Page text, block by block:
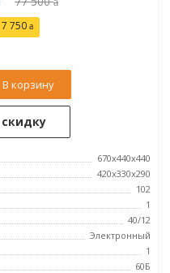
7 750
В корзину
670x440x440
420х330х290
102
1
40/12
Электронный
1
60Б